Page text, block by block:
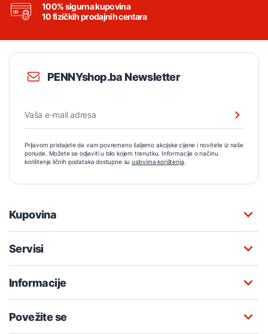
100% sigurna kupovina
10 fizičkih prodajnih centara
PENNYshop.ba Newsletter
Prijavom pristajete da vam povremeno šaljemo akcijske cijene i novitete iz naše
ponude. Možete se odjaviti u bilo kojem trenutku. Informacije o načinu
korištenja ličnih podataka dostupne su uslovima korištenja.
Kupovina
Servisi
Informacije
Povežite se